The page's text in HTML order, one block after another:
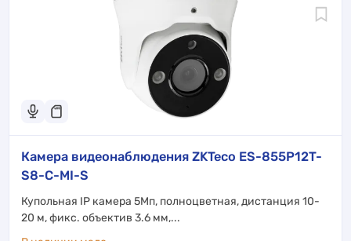
Камера видеонаблюдения ZKTeco ES-855P12T-
S8-C-MI-S
Купольная IP камера 5Мп, полноцветная, дистанция 10-
20 м, фикс. объектив 3.6 мм,...